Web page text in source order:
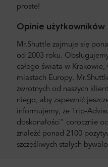
proste!
Opinie użytkowników
Mr.Shuttle zajmuje się
od 2003 roku.
całego świata w
miastach Europy.
zwrotnych od naszych
niego, aby zapewnić
informujemy, że Trip-
doskonałości" corocznie
znaleźć ponad 2100
szczęśliwych stałych